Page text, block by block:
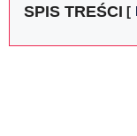
SPIS TREŚCI